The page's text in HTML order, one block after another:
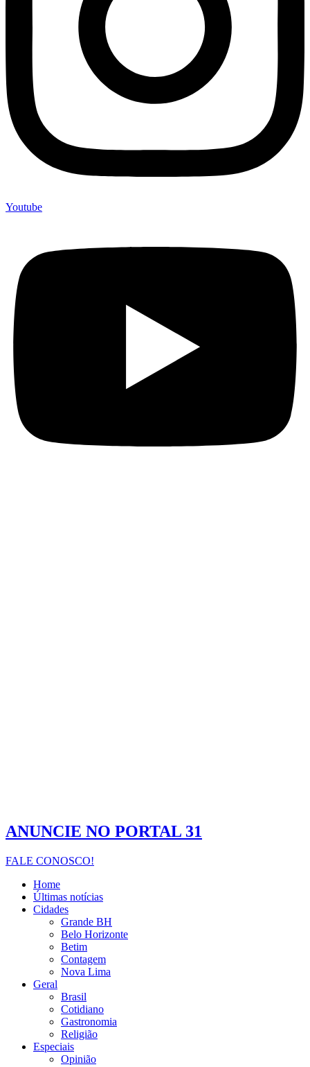
Youtube
ANUNCIE NO PORTAL 31
FALE CONOSCO!
Home
Últimas notícias
Cidades
Grande BH
Belo Horizonte
Betim
Contagem
Nova Lima
Geral
Brasil
Cotidiano
Gastronomia
Religião
Especiais
Opinião